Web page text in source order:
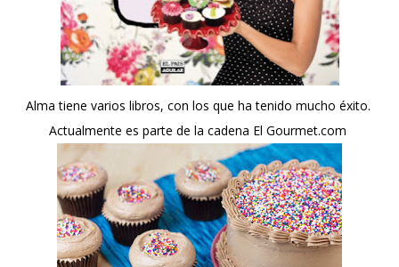
Alma tiene varios libros, con los que ha tenido mucho éxito.
Actualmente es parte de la cadena El Gourmet.com